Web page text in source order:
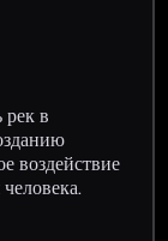
рек в
воздействие